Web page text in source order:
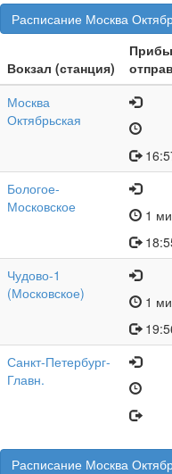
Расписание Москва
Вокзал (станция)
Москва
Октябрьская
Бологое-
Московское
1
Чудово-1
(Московское)
1
Санкт-Петербург-
Главн.
Расписание Москва